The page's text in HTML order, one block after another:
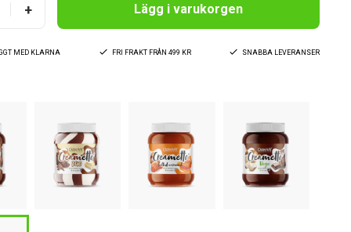
+ Lägg i varukorgen
MED KLARNA FRI FRAKT FRÅN 499 KR SNABBA LEVERANSER